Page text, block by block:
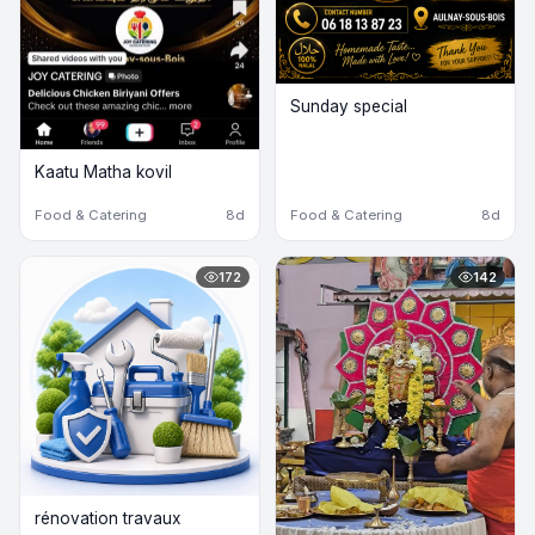
Kaatu Matha kovil
Food & Catering 8d
Sunday special
Food & Catering 8d
172
rénovation travaux
142